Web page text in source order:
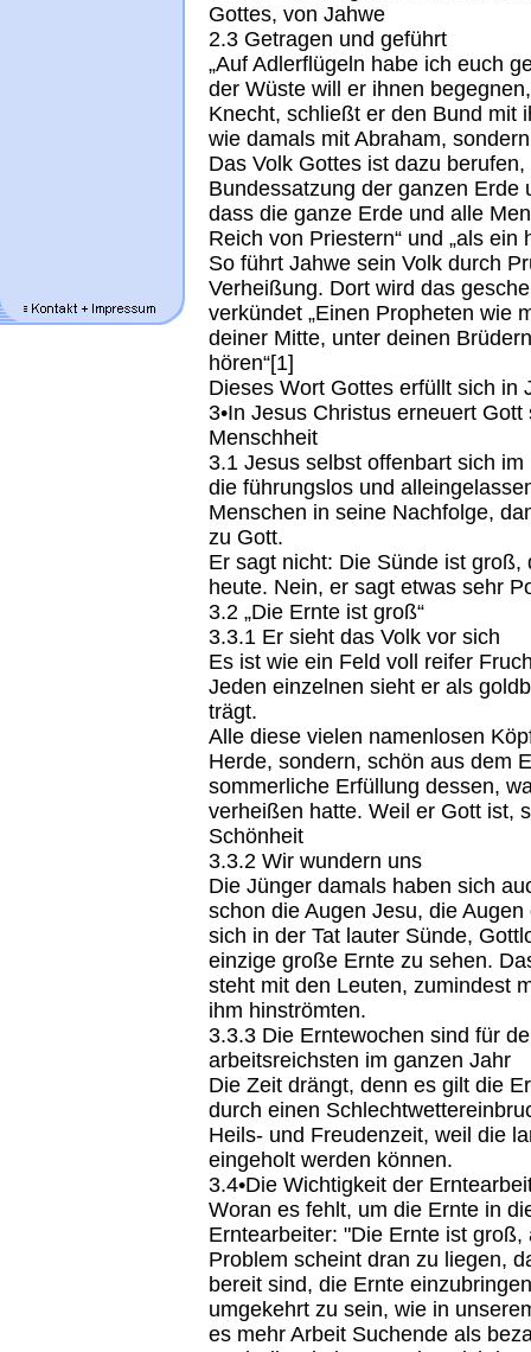
Gottes, von Jahwe
2.3 Getragen und geführt
„Auf Adlerflügeln habe ich euch
der Wüste will er ihnen
Knecht, schließt er den Bund mit
wie damals mit Abraham,
Das Volk Gottes ist dazu
Bundessatzung der ganzen
dass die ganze Erde und alle
Reich von Priestern“ und „als ein
So führt Jahwe sein Volk durch
Verheißung. Dort wird das
verkündet „Einen Propheten wie
deiner Mitte, unter dei­nen
hören“[1]
Dieses Wort Gottes erfüllt sich in
3•In Jesus Christus erneuert
Menschheit
3.1 Jesus selbst offenbart sich
die führungslos und
Menschen in seine Nachfolge,
zu Gott.
Er sagt nicht: Die Sünde ist
heute. Nein, er sagt etwas sehr
3.2 „Die Ernte ist groß“
3.3.1 Er sieht das Volk vor sich
Es ist wie ein Feld voll reifer
Jeden einzelnen sieht er als
trägt.
Alle diese vielen namenlosen
Herde, sondern, schön aus dem
sommerliche Erfüllung dessen,
verheißen hatte. Weil er Gott ist,
Schönheit
3.3.2 Wir wundern uns
Die Jünger damals haben sich
schon die Augen Jesu, die
sich in der Tat lauter Sünde,
einzige große Ernte zu sehen.
steht mit den Leuten, zumindest
ihm hinströmten.
3.3.3 Die Erntewochen sind für
arbeitsreichsten im ganzen Jahr
Die Zeit drängt, denn es gilt die
durch einen
Heils- und Freudenzeit, weil die
eingeholt werden können.
3.4•Die Wichtigkeit der
Woran es fehlt, um die Ernte in
Erntearbeiter: "Die Ernte ist
Problem scheint dran zu liegen,
bereit sind, die Ernte
umgekehrt zu sein, wie in
es mehr Arbeit Suchende als